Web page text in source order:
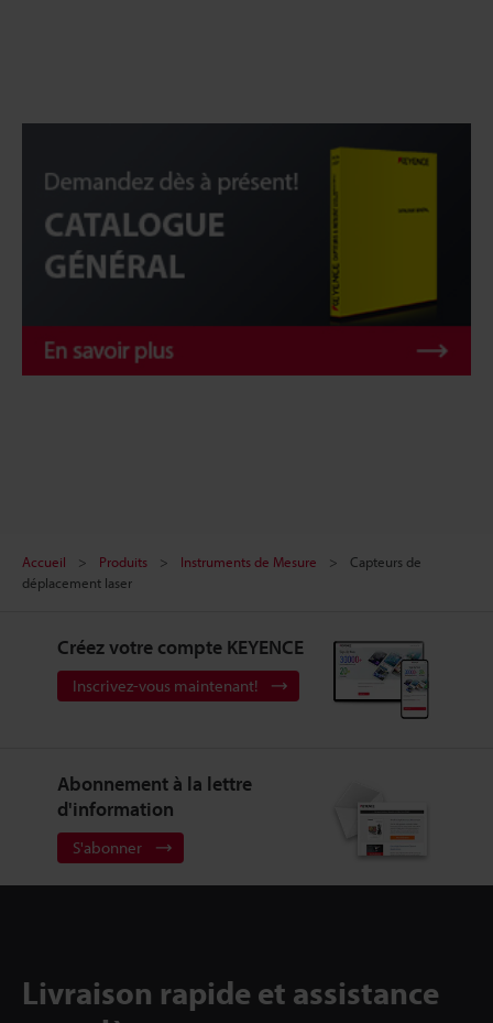
Accueil Produits Instruments de Mesure
Capteurs de
déplacement laser
Créez votre compte KEYENCE
Inscrivez-vous maintenant!
Abonnement à la lettre
d'information
S'abonner
Livraison rapide et assistance